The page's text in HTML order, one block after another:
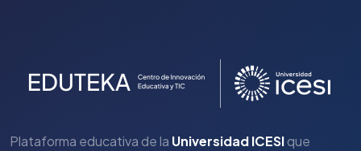
Plataforma educativa de la Universidad ICESIque